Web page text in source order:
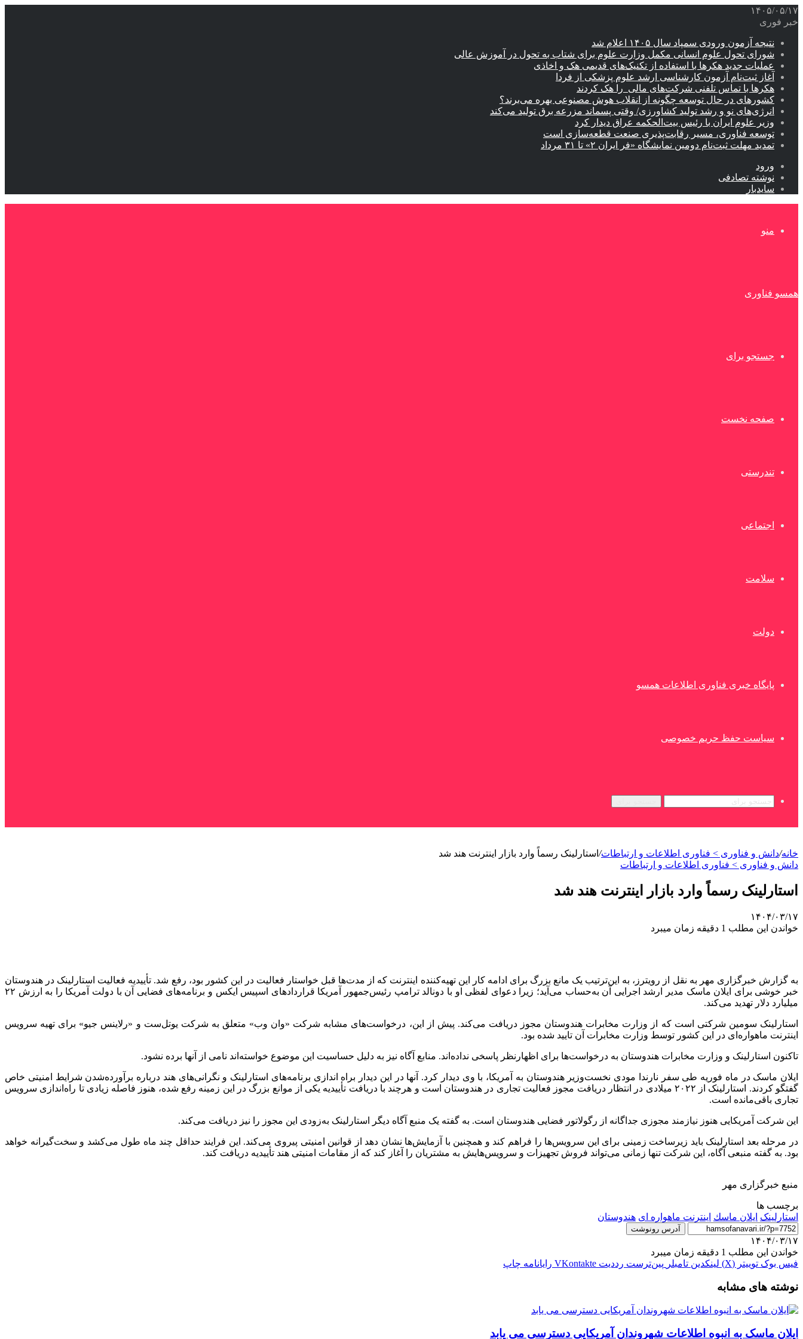
۱۴۰۵/۰۵/۱۷
خبر فوری
نتیجه آزمون ورودی سمپاد سال ۱۴۰۵ اعلام شد
شورای تحول علوم انسانی مکمل وزارت علوم برای شتاب به تحول در آموزش عالی
عملیات جدید هکرها با استفاده از تکنیک‌های قدیمی هک و اخاذی
آغاز ثبت‌نام‌ آزمون کارشناسی ارشد علوم پزشکی از فردا
هکرها با تماس تلفنی شرکت‌های مالی را هک کردند
کشورهای در حال توسعه چگونه از انقلاب هوش مصنوعی بهره می‌برند؟
انرژی‌های نو و رشد تولید کشاورزی/ وقتی پسماند مزرعه‌ برق تولید می‌کند
وزیر علوم ایران با رئیس بیت‌الحکمه عراق دیدار کرد
توسعه فناوری، مسیر رقابت‌پذیری صنعت قطعه‌سازی است
تمدید مهلت ثبت‌نام دومین نمایشگاه «فر ایران ۲» تا ۳۱ مرداد
ورود
نوشته تصادفی
سایدبار
منو
همسو فناوری
جستجو برای
صفحه نخست
تندرستی
اجتماعی
سلامت
دولت
پایگاه خبری فناوری اطلاعات همسو
سیاست حفظ حریم خصوصی
خانه/دانش و فناوری > فناوری اطلاعات و ارتباطات/ استارلینک رسماً وارد بازار اینترنت هند شد
دانش و فناوری > فناوری اطلاعات و ارتباطات
استارلینک رسماً وارد بازار اینترنت هند شد
۱۴۰۴/۰۳/۱۷
خواندن این مطلب 1 دقیقه زمان میبرد
به گزارش خبرگزاری مهر به نقل از رویترز، به‌ این‌ترتیب یک مانع بزرگ برای ادامه کار این تهیه‌کننده اینترنت که از مدت‌ها قبل خواستار فعالیت در این کشور بود، رفع شد. تأییدیه فعالیت استارلینک در هندوستان
خبر خوشی برای ایلان ماسک مدیر ارشد اجرایی آن به‌حساب می‌آید؛ زیرا دعوای لفظی او با دونالد ترامپ رئیس‌جمهور آمریکا قراردادهای اسپیس ایکس و برنامه‌های فضایی آن با دولت آمریکا را به ارزش ۲۲
میلیارد دلار تهدید می‌کند.
استارلینک سومین شرکتی است که از وزارت مخابرات هندوستان مجوز دریافت می‌کند. پیش‌ از این، درخواست‌های مشابه شرکت «وان وب» متعلق به شرکت یوتل‌ست و «رلاینس جیو» برای تهیه سرویس
اینترنت ماهواره‌ای در این کشور توسط وزارت مخابرات آن تایید شده بود.
تاکنون استارلینک و وزارت مخابرات هندوستان به درخواست‌ها برای اظهارنظر پاسخی نداده‌اند. منابع آگاه نیز به دلیل حساسیت این موضوع خواسته‌اند نامی از آنها برده نشود.
ایلان ماسک در ماه فوریه طی سفر نارندا مودی نخست‌وزیر هندوستان به آمریکا، با وی دیدار کرد. آنها در این دیدار براه اندازی برنامه‌های استارلینک و نگرانی‌های هند درباره برآورده‌شدن شرایط امنیتی خاص
گفتگو کردند. استارلینک از ۲۰۲۲ میلادی در انتظار دریافت مجوز فعالیت تجاری در هندوستان است و هرچند با دریافت تأییدیه یکی از موانع بزرگ در این زمینه رفع شده، هنوز فاصله زیادی تا راه‌اندازی سرویس
تجاری باقی‌مانده است.
این شرکت آمریکایی هنوز نیازمند مجوزی جداگانه از رگولاتور فضایی هندوستان است. به گفته یک منبع آگاه دیگر استارلینک به‌زودی این مجوز را نیز دریافت می‌کند.
در مرحله بعد استارلینک باید زیرساخت زمینی برای این سرویس‌ها را فراهم کند و همچنین با آزمایش‌ها نشان دهد از قوانین امنیتی پیروی می‌کند. این فرایند حداقل چند ماه طول می‌کشد و سخت‌گیرانه خواهد
بود. به گفته منبعی آگاه، این شرکت تنها زمانی می‌تواند فروش تجهیزات و سرویس‌هایش به مشتریان را آغاز کند که از مقامات امنیتی هند تأییدیه دریافت کند.
منبع خبرگزاری مهر
برچسب ها
استارلینک ايلان ماسك اینترنت ماهواره ای هندوستان
آدرس رونوشت
۱۴۰۴/۰۳/۱۷
خواندن این مطلب 1 دقیقه زمان میبرد
فیس بوک توییتر (X) لینکدین ‫تامبلر ‫پین‌ترست ‫رددیت ‫VKontakte رایانامه چاپ
نوشته های مشابه
ایلان ماسک به انبوه اطلاعات شهروندان آمریکایی دسترسی می یابد